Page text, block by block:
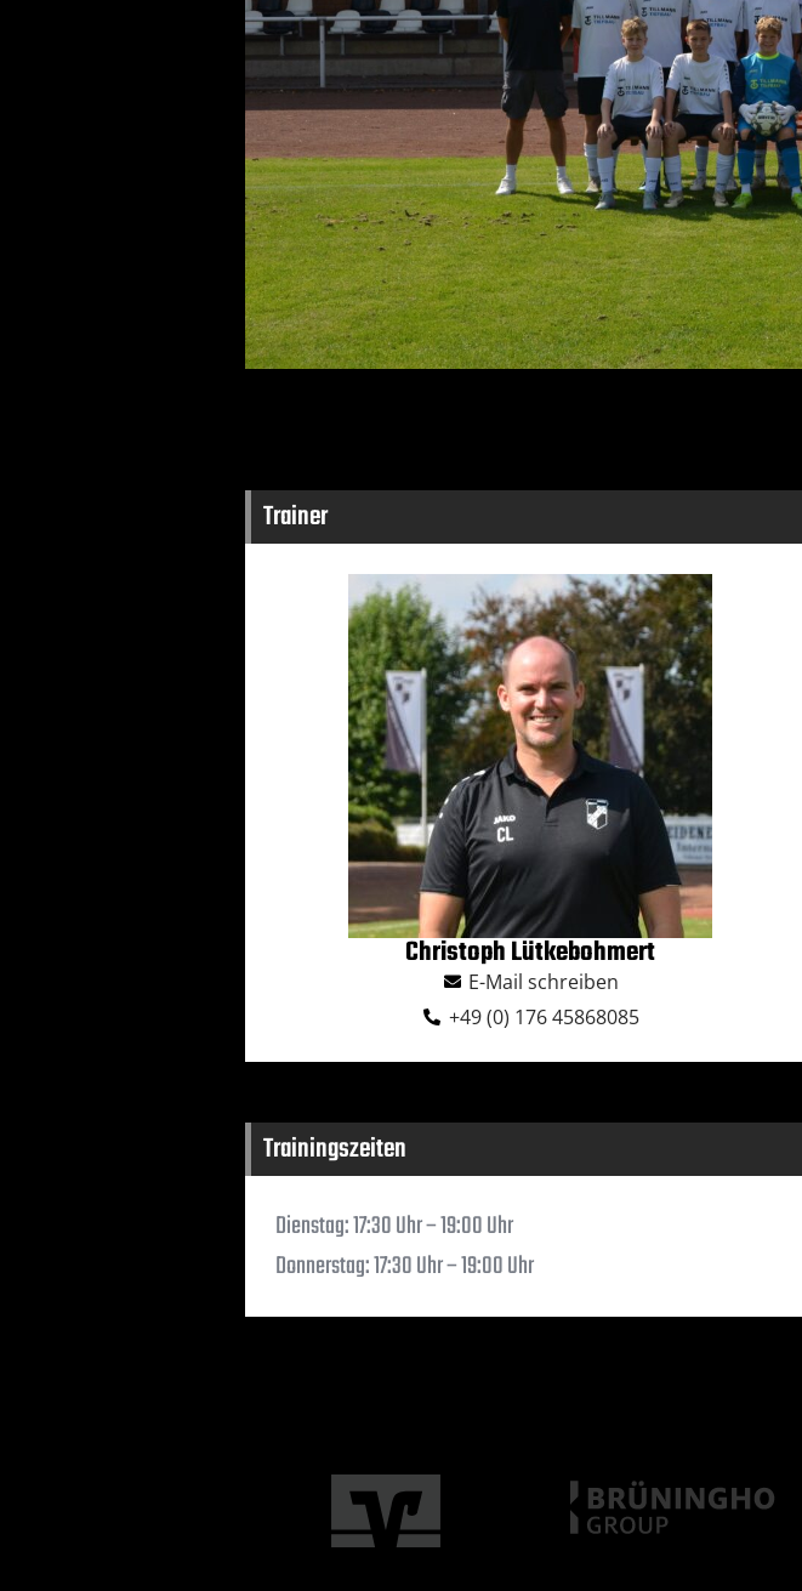
Trainer
Christoph Lütkebohmert
E-Mail schreiben
+49 (0) 176 45868085
Trainingszeiten
Dienstag: 17:30 Uhr – 19:00 Uhr
Donnerstag: 17:30 Uhr – 19:00 Uhr